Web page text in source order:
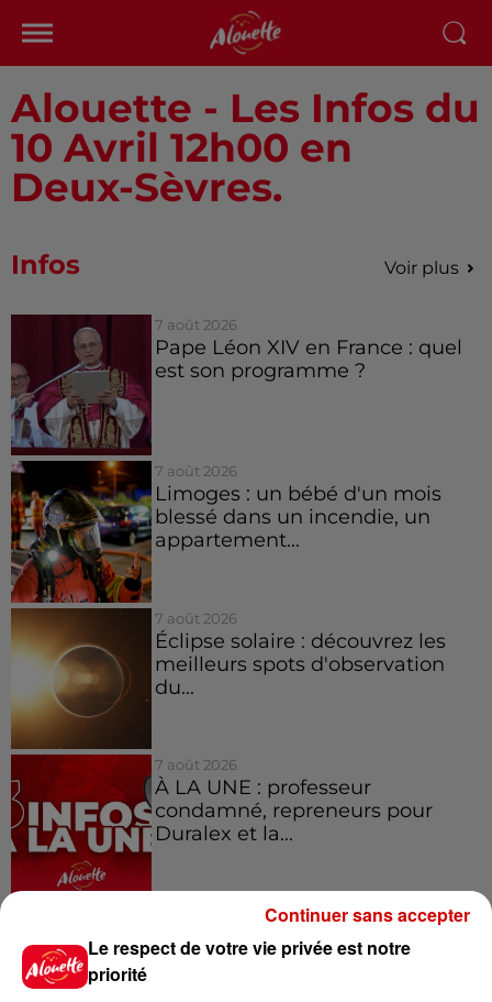
Alouette - Les Infos du
10 Avril 12h00 en
Deux-Sèvres.
Infos Voir plus
7 août 2026
Pape Léon XIV en France : quel
est son programme ?
7 août 2026
Limoges : un bébé d'un mois
blessé dans un incendie, un
appartement...
7 août 2026
Éclipse solaire : découvrez les
meilleurs spots d'observation
du...
7 août 2026
À LA UNE : professeur
condamné, repreneurs pour
Duralex et la...
Jeux Voir plus
Le respect de votre vie privée est notre
priorité
Continuer sans accepter